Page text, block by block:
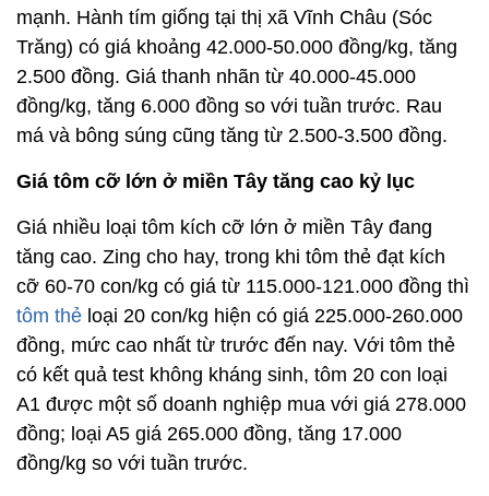
mạnh. Hành tím giống tại thị xã Vĩnh Châu (Sóc
Trăng) có giá khoảng 42.000-50.000 đồng/kg, tăng
2.500 đồng. Giá thanh nhãn từ 40.000-45.000
đồng/kg, tăng 6.000 đồng so với tuần trước. Rau
má và bông súng cũng tăng từ 2.500-3.500 đồng.
Giá tôm cỡ lớn ở miền Tây tăng cao kỷ lục
Giá nhiều loại tôm kích cỡ lớn ở miền Tây đang
tăng cao. Zing cho hay, trong khi tôm thẻ đạt kích
cỡ 60-70 con/kg có giá từ 115.000-121.000 đồng thì
tôm thẻ loại 20 con/kg hiện có giá 225.000-260.000
đồng, mức cao nhất từ trước đến nay. Với tôm thẻ
có kết quả test không kháng sinh, tôm 20 con loại
A1 được một số doanh nghiệp mua với giá 278.000
đồng; loại A5 giá 265.000 đồng, tăng 17.000
đồng/kg so với tuần trước.